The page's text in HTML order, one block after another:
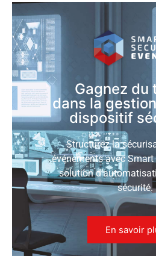
Gagnez du
dans la
dispositif
Structurez la
événements avec Smart
solution
sécurité.
En savoir